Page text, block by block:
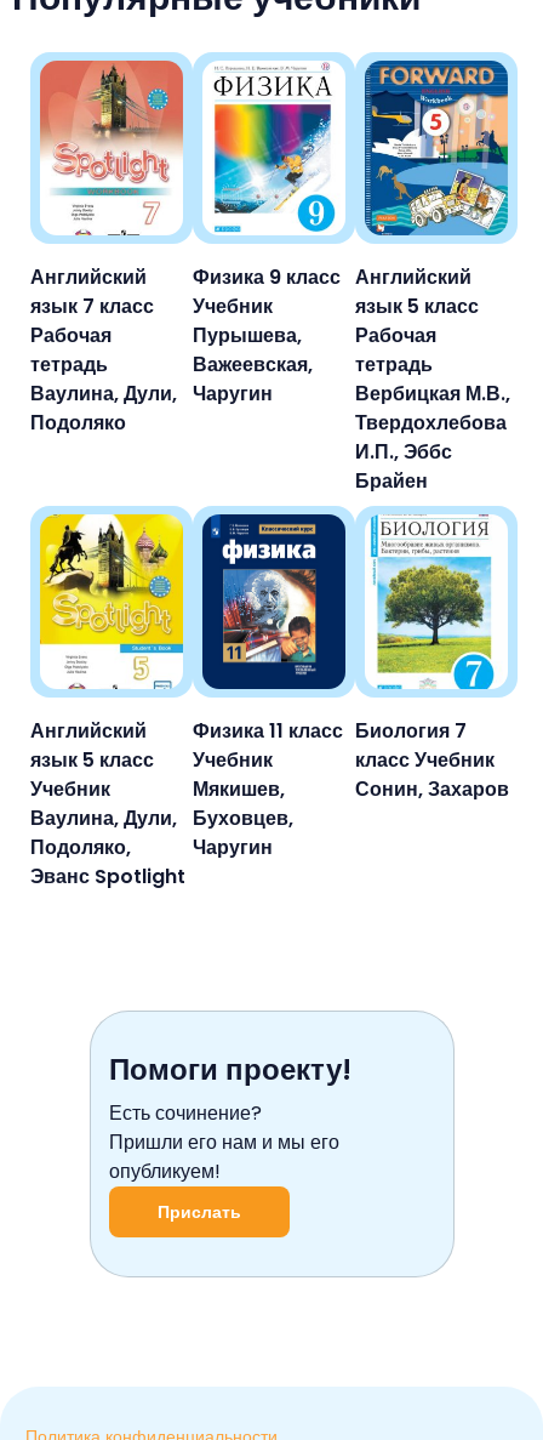
Английский
язык 7 класс
Рабочая
тетрадь
Ваулина, Дули,
Подоляко
Физика 9 класс
Учебник
Пурышева,
Важеевская,
Чаругин
Английский
язык 5 класс
Рабочая
тетрадь
Вербицкая М.В.,
Твердохлебова
И.П., Эббс
Брайен
Английский
язык 5 класс
Учебник
Ваулина, Дули,
Подоляко,
Эванс Spotlight
Физика 11 класс
Учебник
Мякишев,
Буховцев,
Чаругин
Биология 7
класс Учебник
Сонин, Захаров
Помоги проекту!
Есть сочинение?
Пришли его нам и мы его
опубликуем!
Прислать